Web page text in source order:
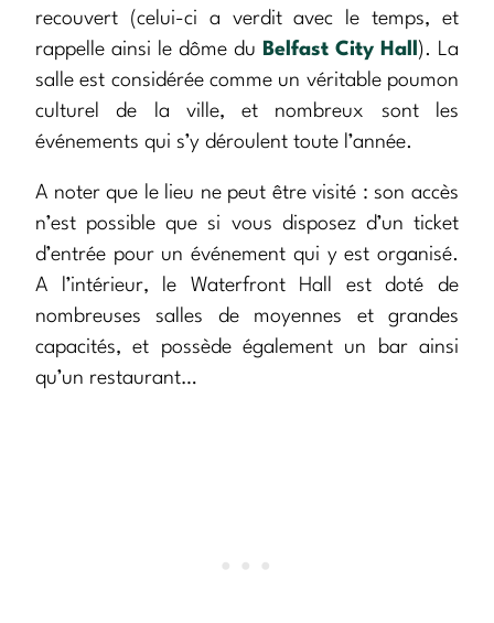
recouvert (celui-ci a verdit avec le temps, et
rappelle ainsi le dôme du
Belfast City Hall
). La
salle est considérée comme un véritable poumon
culturel de la ville, et nombreux sont les
événements qui s’y déroulent toute l’année.
A noter que le lieu ne peut être visité : son accès
n’est possible que si vous disposez d’un ticket
d’entrée pour un événement qui y est organisé.
A l’intérieur, le Waterfront Hall est doté de
nombreuses salles de moyennes et grandes
capacités, et possède également un bar ainsi
qu’un restaurant…